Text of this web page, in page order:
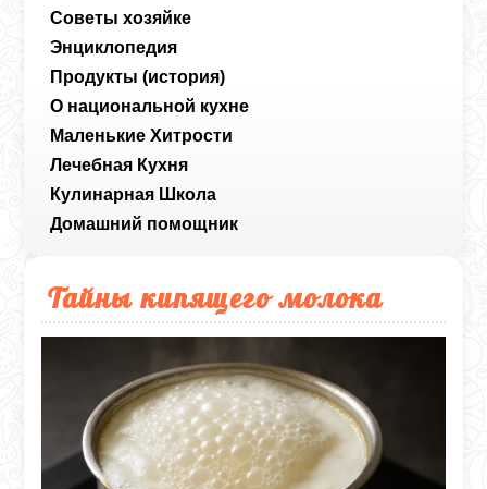
Советы хозяйке
Энциклопедия
Продукты (история)
О национальной кухне
Маленькие Хитрости
Лечебная Кухня
Кулинарная Школа
Домашний помощник
Тайны кипящего молока